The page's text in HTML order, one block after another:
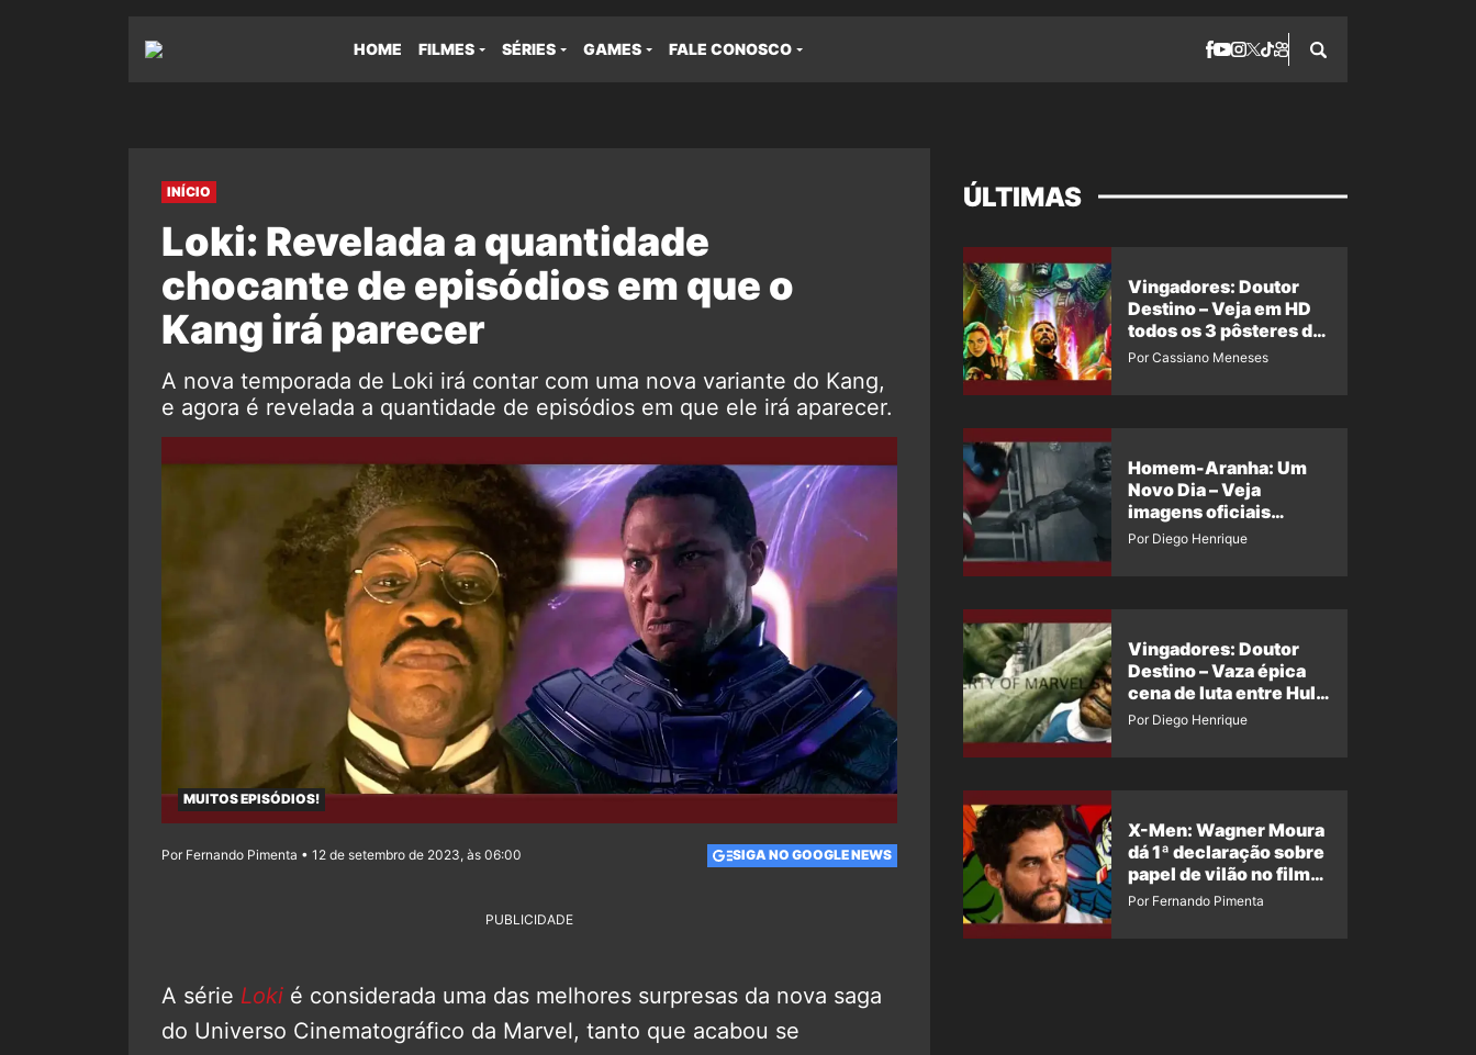
HOME FILMES SÉRIES GAMES FALE CONOSCO
INÍCIO
Loki: Revelada a quantidade
chocante de episódios em que o
Kang irá parecer
A nova temporada de Loki irá contar com uma nova variante do Kang,
e agora é revelada a quantidade de episódios em que ele irá aparecer.
MUITOS EPISÓDIOS!
Por Fernando Pimenta • 12 de setembro de 2023, às 06:00 SIGA NO GOOGLE NEWS
PUBLICIDADE
A série Loki é considerada uma das melhores surpresas da nova saga
do Universo Cinematográfico da Marvel, tanto que acabou se
ÚLTIMAS
Vingadores: Doutor
Destino – Veja em HD
todos os 3 pôsteres de
‘Doomsday’ + 1 imagem
Por Cassiano Meneses
Homem-Aranha: Um
Novo Dia – Veja
imagens oficiais
descartadas do Hulk
Por Diego Henrique
Vingadores: Doutor
Destino – Vaza épica
cena de luta entre Hulk
e o Coisa
Por Diego Henrique
X-Men: Wagner Moura
dá 1ª declaração sobre
papel de vilão no filme
da Marvel
Por Fernando Pimenta